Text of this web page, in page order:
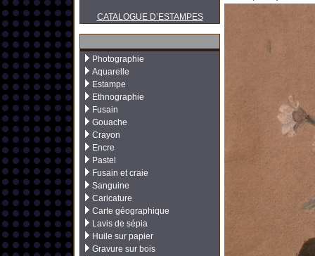
CATALOGUE D’ESTAMPES
Photographie
Aquarelle
Estampe
Ethnographie
Fusain
Gouache
Crayon
Encre
Pastel
Fusain et craie
Sanguine
Caricature
Carte géographique
Lavis de sépia
Huile sur papier
Gravure sur bois